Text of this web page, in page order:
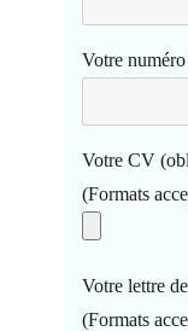
Votre
Votre CV
(Formats
Votre lettre
(Formats